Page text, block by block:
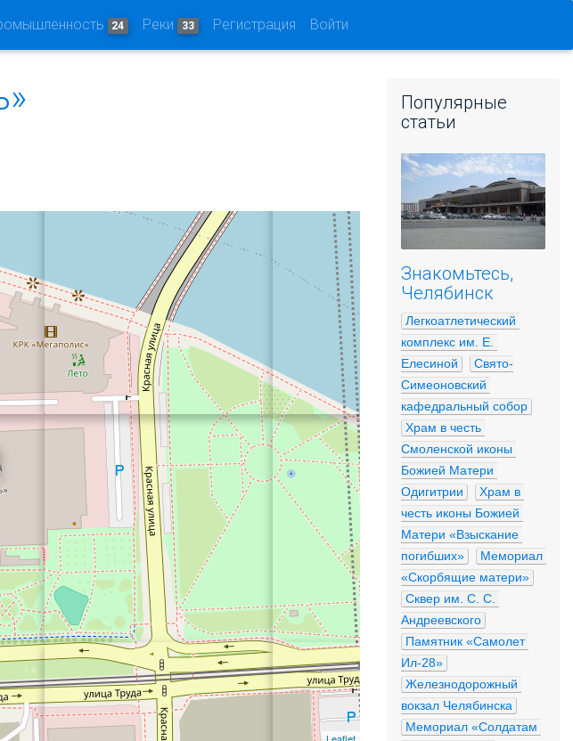
24 Реки 33 Регистрация Войти
Популярные
статьи
Знакомьтесь,
Челябинск
Легкоатлетический
комплекс им. Е.
Елесиной
Свято-
Симеоновский
кафедральный собор
Храм в честь
Смоленской иконы
Божией Матери
Одигитрии
Храм в
честь иконы Божией
Матери «Взыскание
погибших»
Мемориал
«Скорбящие матери»
Сквер им. С. С.
Андреевского
Памятник «Самолет
Ил-28»
Железнодорожный
вокзал Челябинска
Мемориал «Солдатам